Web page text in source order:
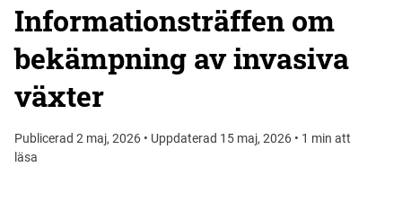
Informationsträffen om
bekämpning av invasiva
växter
Publicerad 2 maj, 2026 • Uppdaterad 15 maj, 2026 • 1 min att
läsa